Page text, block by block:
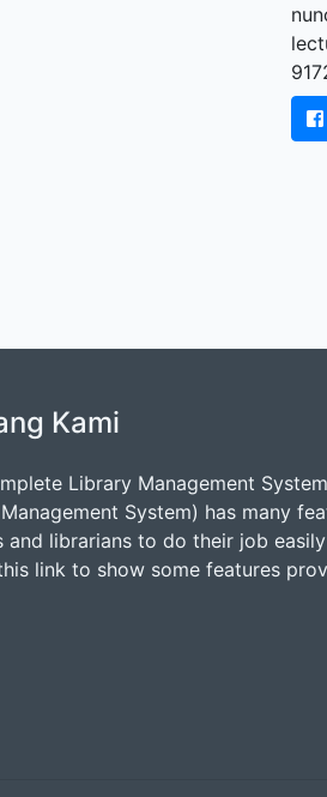
Kami
Library Management
System) has many
and librarians to do their job
link to show some features